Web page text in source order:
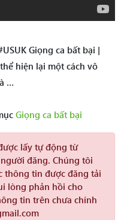
Giọng ca bất bại |
hiện lại một cách vô
…
Giọng ca bất bại
lấy tự động từ
đăng. Chúng tôi
thông tin được đăng tải
lòng phản hồi cho
tin trên chưa chính